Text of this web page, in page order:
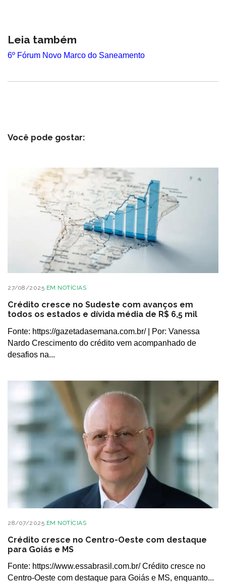
Leia também
6º Fórum Novo Marco do Saneamento
Você pode gostar:
27/08/2025 EM NOTÍCIAS
Crédito cresce no Sudeste com avanços em
todos os estados e dívida média de R$ 6,5 mil
Fonte: https://gazetadasemana.com.br/ | Por: Vanessa
Nardo Crescimento do crédito vem acompanhado de
desafios na...
28/07/2025 EM NOTÍCIAS
Crédito cresce no Centro-Oeste com destaque
para Goiás e MS
Fonte: https://www.essabrasil.com.br/ Crédito cresce no
Centro-Oeste com destaque para Goiás e MS, enquanto...